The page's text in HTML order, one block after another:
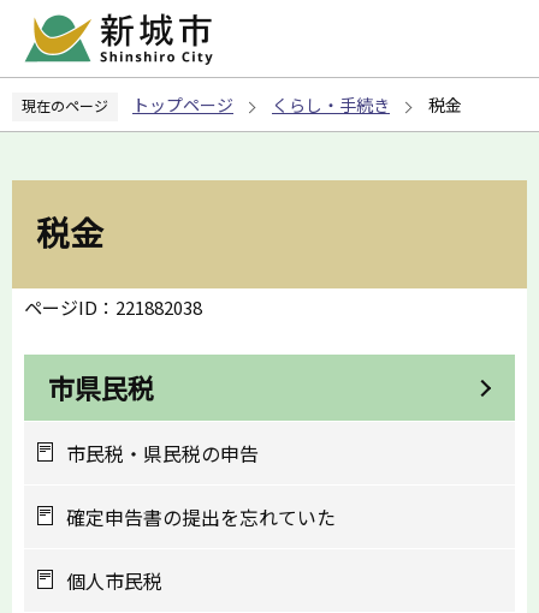
ペ
の
現在のページ トップページ くらし・手続き 税金
税金
ページID：221882038
市県民税
市民税・県民税の申告
確定申告書の提出を忘れていた
個人市民税